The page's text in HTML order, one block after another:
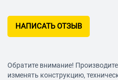
НАПИСАТЬ ОТЗЫВ
Обратите внимание!
изменять конструкцию,